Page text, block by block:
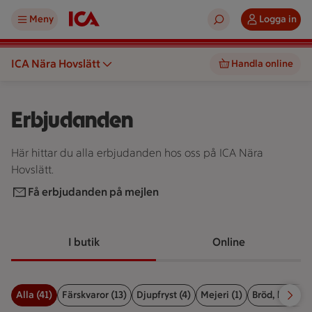
Meny Logga in
ICA Nära Hovslätt Handla online
Erbjudanden
Här hittar du alla erbjudanden hos oss på ICA Nära
Hovslätt.
Få erbjudanden på mejlen
I butik Online
Filter för erbjudanden
Alla (41) Färskvaror (13) Djupfryst (4) Mejeri (1) Bröd, kex &